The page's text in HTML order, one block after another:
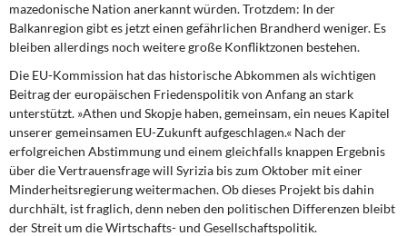
mazedonische Nation anerkannt würden. Trotzdem: In der
Balkanregion gibt es jetzt einen gefährlichen Brandherd weniger. Es
bleiben allerdings noch weitere große Konfliktzonen bestehen.
Die EU-Kommission hat das historische Abkommen als wichtigen
Beitrag der europäischen Friedenspolitik von Anfang an stark
unterstützt. »Athen und Skopje haben, gemeinsam, ein neues Kapitel
unserer gemeinsamen EU-Zukunft aufgeschlagen.« Nach der
erfolgreichen Abstimmung und einem gleichfalls knappen Ergebnis
über die Vertrauensfrage will Syrizia bis zum Oktober mit einer
Minderheitsregierung weitermachen. Ob dieses Projekt bis dahin
durchhält, ist fraglich, denn neben den politischen Differenzen bleibt
der Streit um die Wirtschafts- und Gesellschaftspolitik.